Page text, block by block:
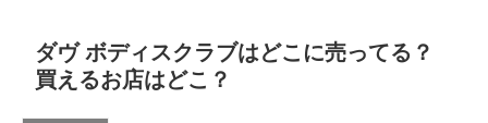
ダヴ ボディスクラブはどこに売ってる？
買えるお店はどこ？